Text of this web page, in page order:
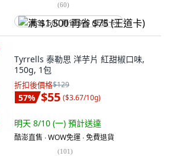
(60)
满 $1,500 再省 $75 (王道卡)
Tyrrells 泰勒思 洋芋片 紅甜椒口味,
150g, 1包
折扣後價格$129
57% $55 ($3.67/10g)
明天 8/10 (一) 預計送達
酷澎直售 ∙ WOW免運 ∙ 免費退貨
(101)